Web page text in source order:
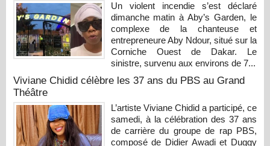
Un violent incendie s’est déclaré
dimanche matin à Aby’s Garden, le
complexe de la chanteuse et
entrepreneure Aby Ndour, situé sur la
Corniche Ouest de Dakar. Le
sinistre, survenu aux environs de 7...
Viviane Chidid célèbre les 37 ans du PBS au Grand
Théâtre
L’artiste Viviane Chidid a participé, ce
samedi, à la célébration des 37 ans
de carrière du groupe de rap PBS,
composé de Didier Awadi et Duggy